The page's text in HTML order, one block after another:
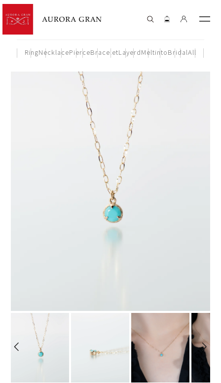
RingNecklacePierceBraceletLayerdMeltintoBridalAll